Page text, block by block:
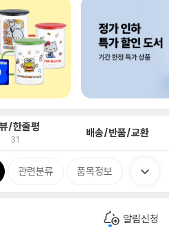
/한줄평
31 배송/반품/교환
관련분류 품목정보
알림신청